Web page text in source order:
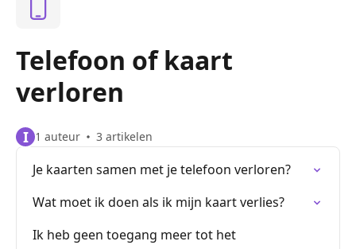
Telefoon of kaart
verloren
I 1 auteur 3 artikelen
Je kaarten samen met je telefoon verloren?
Wat moet ik doen als ik mijn kaart verlies?
Ik heb geen toegang meer tot het